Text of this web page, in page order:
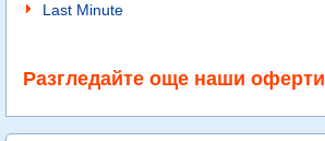
Last Minute
Разгледайте още наши оферти